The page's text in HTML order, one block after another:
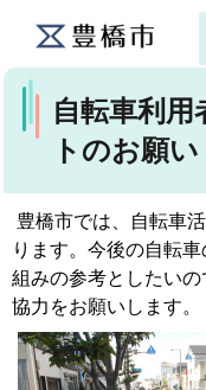
自転車利用
トのお願い
豊橋市では、自転車
ります。今後の自転
組みの参考としたい
協力をお願いします。